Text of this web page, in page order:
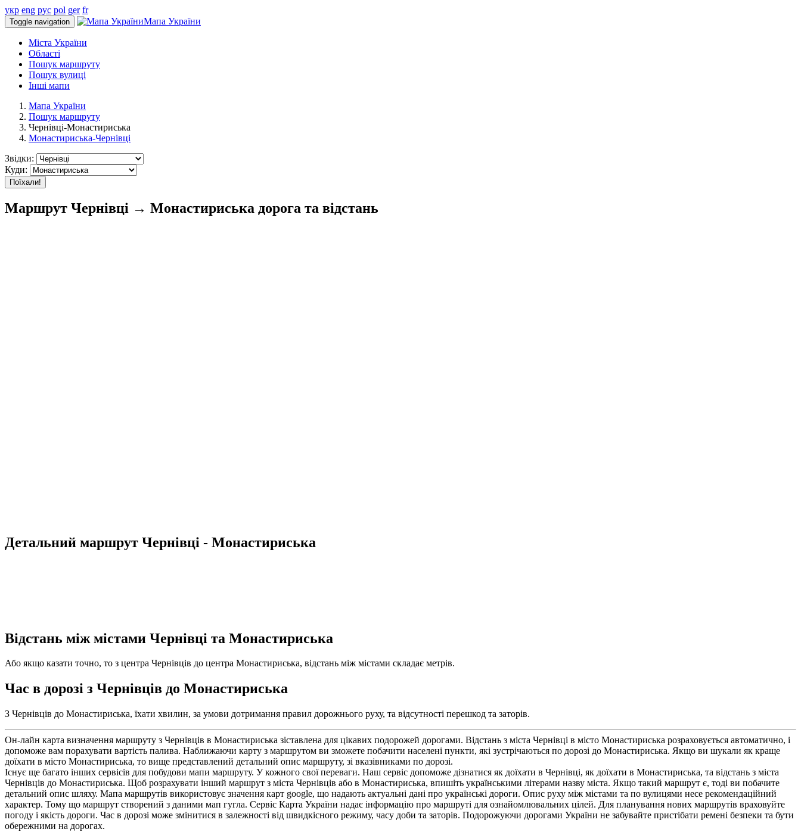
укр eng рус pol ger fr
Toggle navigation Мапа України
Міста України
Області
Пошук маршруту
Пошук вулиці
Інші мапи
Мапа України
Пошук маршруту
Чернівці-Монастириська
Монастириська-Чернівці
Звідки:
Куди:
Поїхали!
Маршрут Чернівці → Монастириська дорога та відстань
Детальний маршрут Чернівці - Монастириська
Відстань між містами Чернівці та Монастириська
Або якщо казати точно, то з центра Чернівців до центра Монастириська, відстань між містами складає метрів.
Час в дорозі з Чернівців до Монастириська
З Чернівців до Монастириська, їхати хвилин, за умови дотримання правил дорожнього руху, та відсутності перешкод та заторів.
Он-лайн карта визначення маршруту з Чернівців в Монастириська зіставлена для цікавих подорожей дорогами. Відстань з міста Чернівці в місто Монастириська розраховується автоматично, і
допоможе вам порахувати вартість палива. Наближаючи карту з маршрутом ви зможете побачити населені пункти, які зустрічаються по дорозі до Монастириська. Якщо ви шукали як краще
доїхати в місто Монастириська, то вище представлений детальний опис маршруту, зі вказівниками по дорозі.
Існує ще багато інших сервісів для побудови мапи маршруту. У кожного свої переваги. Наш сервіс допоможе дізнатися як доїхати в Чернівці, як доїхати в Монастириська, та відстань з міста
Чернівців до Монастириська. Щоб розрахувати інший маршрут з міста Чернівців або в Монастириська, впишіть українськими літерами назву міста. Якщо такий маршрут є, тоді ви побачите
детальний опис шляху. Мапа маршрутів використовує значення карт google, що надають актуальні дані про українські дороги. Опис руху між містами та по вулицями несе рекомендаційний
характер. Тому що маршрут створений з даними мап гугла. Сервіс Карта України надає інформацію про маршруті для ознайомлювальних цілей. Для планування нових маршрутів враховуйте
погоду і якість дороги. Час в дорозі може змінитися в залежності від швидкісного режиму, часу доби та заторів. Подорожуючи дорогами України не забувайте пристібати ремені безпеки та бути
обережними на дорогах.